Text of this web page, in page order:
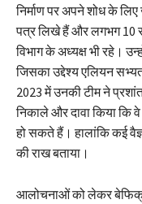
निर्माण पर अपने शोध के
पत्र लिखे हैं और लगभग 10
विभाग के अध्यक्ष भी रहे।
जिसका उद्देश्य एलियन
2023 में उनकी टीम ने
निकाले और दावा किया
हो सकते हैं। हालांकि कई
की राख बताया।
आलोचनाओं को लेकर